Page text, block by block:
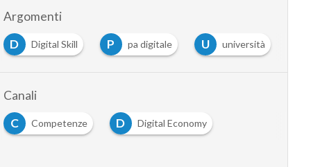
Argomenti
D
Digital Skill P pa digitale U università
Canali
C
Competenze D Digital Economy